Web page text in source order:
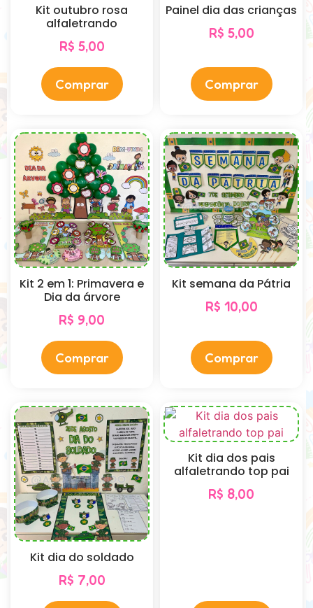
Kit outubro rosa
alfaletrando
R$ 5,00
Comprar
Painel dia das crianças
R$ 5,00
Comprar
Kit 2 em 1: Primavera e
Dia da árvore
R$ 9,00
Comprar
Kit semana da Pátria
R$ 10,00
Comprar
Kit dia do soldado
R$ 7,00
Kit dia dos pais
alfaletrando top pai
R$ 8,00